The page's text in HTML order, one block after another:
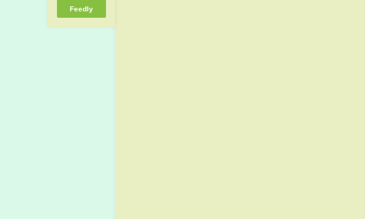
Feedly